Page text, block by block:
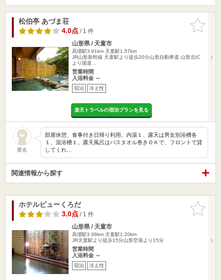
お気に入
りに追加
松伯亭 あづま荘
4.0点/ 1 件
山形県 / 天童市
高擶駅3.91km 天童駅1.57km
JR山形新幹線 天童駅より徒歩20分山形自動車道 山形北IC
より国道…
営業時間
入浴料金 ～
宿泊 冷え性
楽天トラベルの宿泊プランを見る
匿名
部屋休憩、食事付き日帰り利用。内湯１、露天は男女別浴槽各
１、混浴槽１。露天風呂はバスタオル巻きＯＫで、フロントで貸
してくれ…
関連情報から探す
お気に入
りに追加
ホテルビューくろだ
3.0点/ 1 件
山形県 / 天童市
高擶駅3.99km 天童駅1.20km
JR天童駅より徒歩15分山形空港より15分
営業時間
入浴料金 ～
宿泊 冷え性